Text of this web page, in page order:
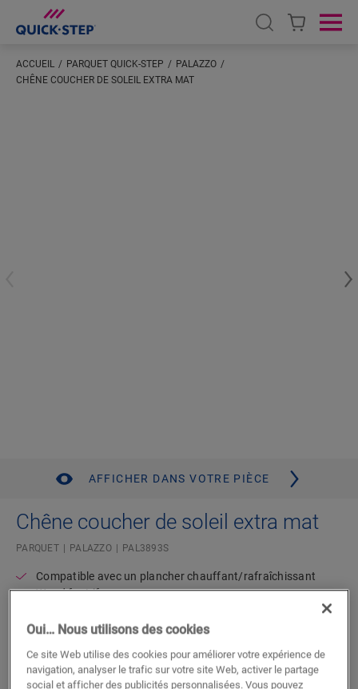
Open search
ACCUEIL PARQUET QUICK-STEP
PALAZZO
CHÊNE COUCHER DE SOLEIL EXTRA MAT
AFFICHER DANS VOTRE PIÈCE
Chêne coucher de soleil extra mat
PARQUET PALAZZO PAL3893S
Compatible avec un plancher chauffant/rafraîchissant
Wood for Life
Plancher élégant aux lames extra-larges
Trouvez un revendeur près de chez
Oui… Nous utilisons des cookies
Ce site Web utilise des cookies pour améliorer votre expérience de
navigation, analyser le trafic sur votre site Web, activer le partage
social et afficher des publicités personnalisées. Vous pouvez